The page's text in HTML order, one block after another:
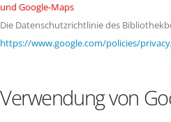
und Google-Maps
Die Datenschutzrichtlinie des
https://www.google.com/policies/
Verwendung von